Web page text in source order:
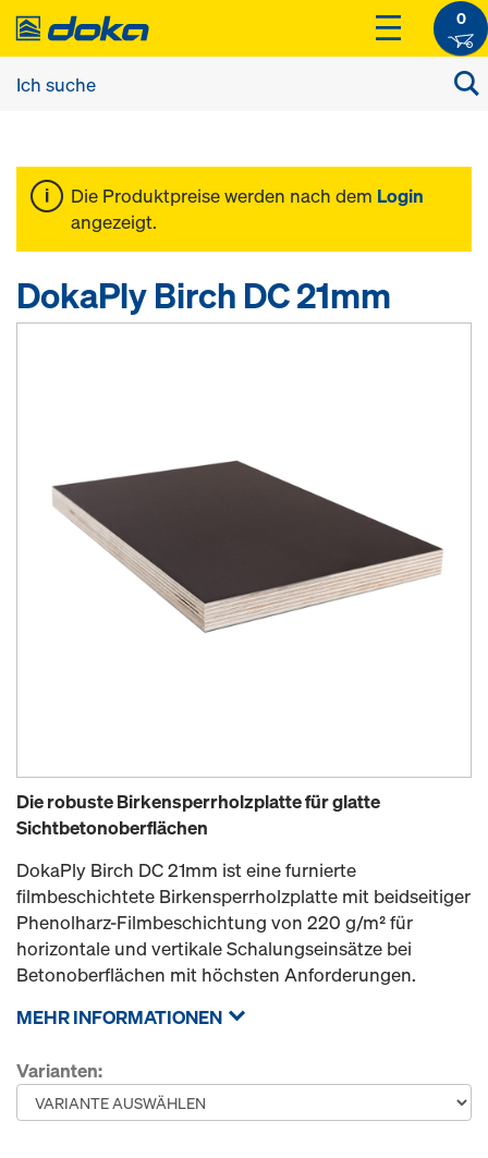
0
Die Produktpreise werden nach dem Login
angezeigt.
DokaPly Birch DC 21mm
Die robuste Birkensperrholzplatte für glatte
Sichtbetonoberflächen
DokaPly Birch DC 21mm ist eine furnierte
filmbeschichtete Birkensperrholzplatte mit beidseitiger
Phenolharz-Filmbeschichtung von 220 g/m² für
horizontale und vertikale Schalungseinsätze bei
Betonoberflächen mit höchsten Anforderungen.
MEHR INFORMATIONEN
Varianten: